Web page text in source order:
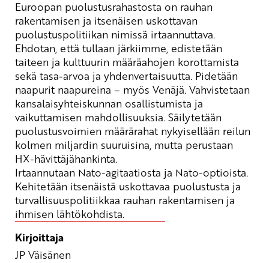
Euroopan puolustusrahastosta on rauhan
rakentamisen ja itsenäisen uskottavan
puolustuspolitiikan nimissä irtaannuttava.
Ehdotan, että tullaan järkiimme, edistetään
taiteen ja kulttuurin määräahojen korottamista
sekä tasa-arvoa ja yhdenvertaisuutta. Pidetään
naapurit naapureina – myös Venäjä. Vahvistetaan
kansalaisyhteiskunnan osallistumista ja
vaikuttamisen mahdollisuuksia. Säilytetään
puolustusvoimien määrärahat nykyisellään reilun
kolmen miljardin suuruisina, mutta perustaan
HX-hävittäjähankinta.
Irtaannutaan Nato-agitaatiosta ja Nato-optioista.
Kehitetään itsenäistä uskottavaa puolustusta ja
turvallisuuspolitiikkaa rauhan rakentamisen ja
ihmisen lähtökohdista.
Kirjoittaja
JP Väisänen